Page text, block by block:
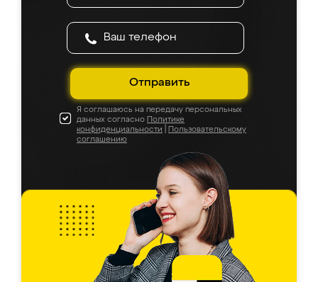
Отправить
Я соглашаюсь на передачу персональных
данных согласно Политике
конфиденциальности
Пользовательскому
соглашению